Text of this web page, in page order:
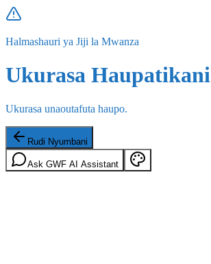
Halmashauri ya Jiji la Mwanza
Ukurasa Haupatikani
Ukurasa unaoutafuta haupo.
Rudi Nyumbani
Ask GWF AI Assistant